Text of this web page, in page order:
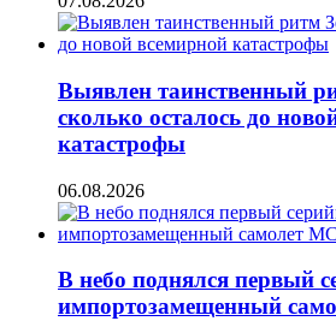
Выявлен таинственный
сколько осталось до
катастрофы
06.08.2026
В небо поднялся первый
импортозамещенный